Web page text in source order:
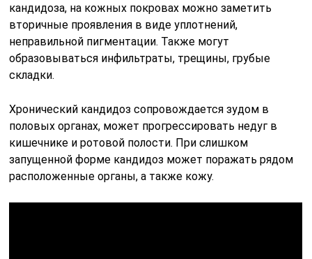
кандидоза, на кожных покровах можно заметить
вторичные проявления в виде уплотнений,
неправильной пигментации. Также могут
образовываться инфильтраты, трещины, грубые
складки.
Хронический кандидоз сопровождается зудом в
половых органах, может прогрессировать недуг в
кишечнике и ротовой полости. При слишком
запущенной форме кандидоз может поражать рядом
расположенные органы, а также кожу.